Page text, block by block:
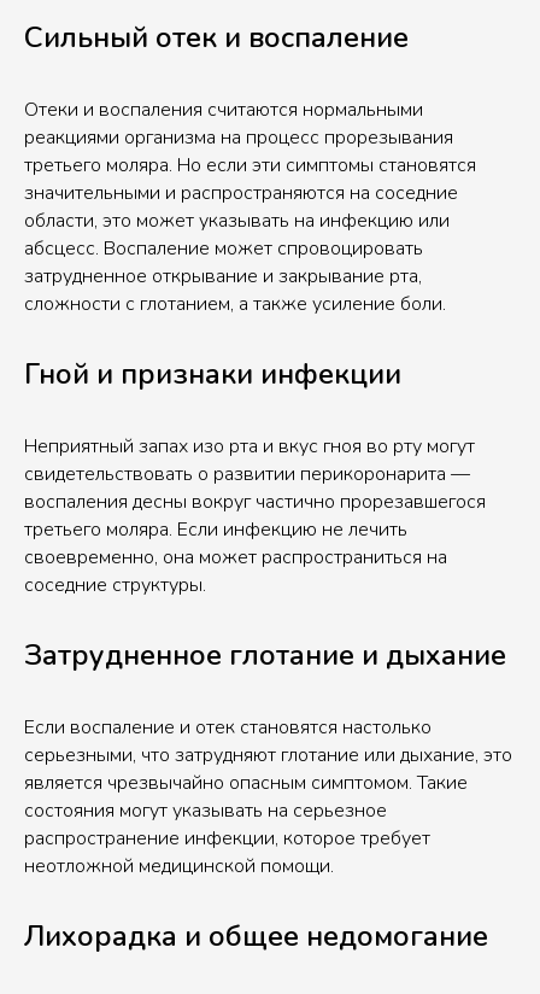
Сильный отек и воспаление
Отеки и воспаления считаются нормальными
реакциями организма на процесс прорезывания
третьего моляра. Но если эти симптомы становятся
значительными и распространяются на соседние
области, это может указывать на инфекцию или
абсцесс. Воспаление может спровоцировать
затрудненное открывание и закрывание рта,
сложности с глотанием, а также усиление боли.
Гной и признаки инфекции
Неприятный запах изо рта и вкус гноя во рту могут
свидетельствовать о развитии перикоронарита —
воспаления десны вокруг частично прорезавшегося
третьего моляра. Если инфекцию не лечить
своевременно, она может распространиться на
соседние структуры.
Затрудненное глотание и дыхание
Если воспаление и отек становятся настолько
серьезными, что затрудняют глотание или дыхание, это
является чрезвычайно опасным симптомом. Такие
состояния могут указывать на серьезное
распространение инфекции, которое требует
неотложной медицинской помощи.
Лихорадка и общее недомогание